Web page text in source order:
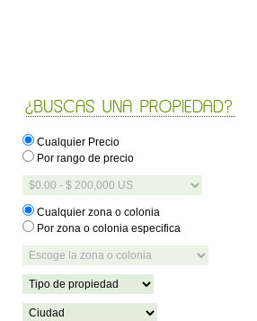
Cualquier Precio
Por rango de precio
Cualquier zona o colonia
Por zona o colonia especifica